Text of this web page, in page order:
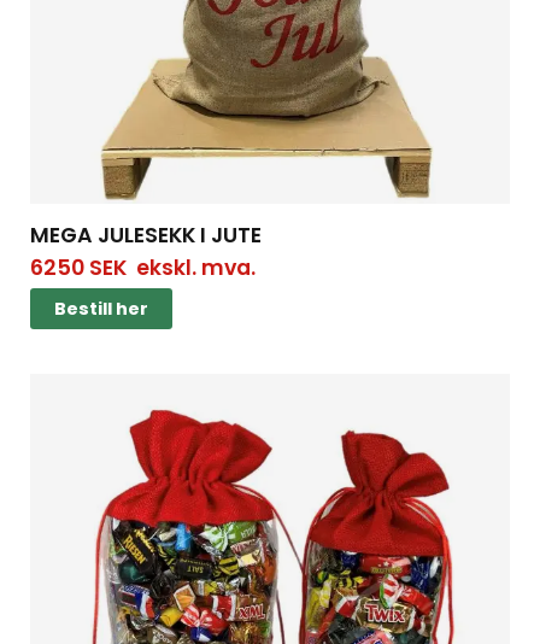
MEGA JULESEKK I JUTE
6250 SEKekskl. mva.
Bestill her